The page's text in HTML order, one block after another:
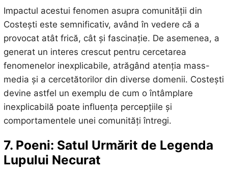
Impactul acestui fenomen asupra comunității din
Costești este semnificativ, având în vedere că a
provocat atât frică, cât și fascinație. De asemenea, a
generat un interes crescut pentru cercetarea
fenomenelor inexplicabile, atrăgând atenția mass-
media și a cercetătorilor din diverse domenii. Costești
devine astfel un exemplu de cum o întâmplare
inexplicabilă poate influența percepțiile și
comportamentele unei comunități întregi.
7. Poeni: Satul Urmărit de Legenda
Lupului Necurat